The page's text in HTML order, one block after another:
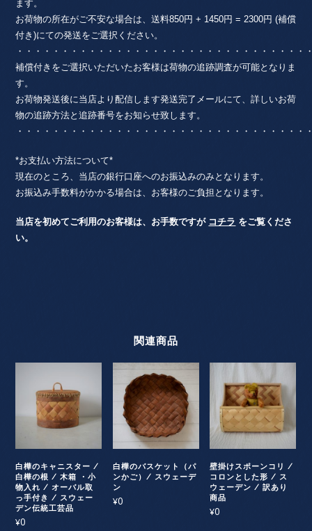
ます。
お荷物の所在がご不安な場合は、送料850円 + 1450円 = 2300円 (補償
付き)にての発送をご選択ください。
・・・・・・・・・・・・・・・・・・・・・・・・・・・・・・・
補償付きをご選択いただいたお客様は荷物の追跡調査が可能となりま
す。
お荷物発送後に当店より配信します発送完了メールにて、詳しいお荷
物の追跡方法と追跡番号をお知らせ致します。
・・・・・・・・・・・・・・・・・・・・・・・・・・・・・・・
*お支払い方法について*
現在のところ、当店の銀行口座へのお振込みのみとなります。
お振込み手数料がかかる場合は、お客様のご負担となります。
当店を初めてご利用のお客様は、お手数ですが コチラ をご覧くださ
い。
関連商品
白樺のキャニスター /
白樺の根 / 木箱 ・小
物入れ / オーバル取
っ手付き / スウェー
デン伝統工芸品
¥0
白樺のバスケット（パ
ンかご）/ スウェーデ
ン
¥0
壁掛けスポーンコリ /
コロンとした形 / ス
ウェーデン / 訳あり
商品
¥0